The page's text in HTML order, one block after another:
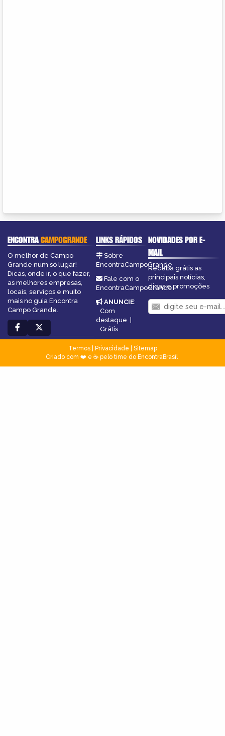
ENCONTRACAMPOGRANDE
O melhor de Campo
Grande num só lugar!
Dicas, onde ir, o que fazer,
as melhores empresas,
locais, serviços e muito
mais no guia Encontra
Campo Grande.
LINKS RÁPIDOS
Sobre
EncontraCampoGrande
Fale com o
EncontraCampoGrande
ANUNCIE:
Com
destaque
Grátis
NOVIDADES POR E-
MAIL
Receba grátis as
principais notícias,
dicas e promoções
Termos| Privacidade
Sitemap
Criado com ❤️ e ☕ pelo time do EncontraBrasil